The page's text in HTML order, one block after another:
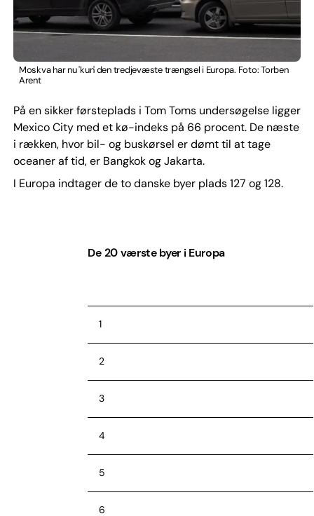
Moskva har nu 'kun' den tredjevæste trængsel i Europa. Foto: Torben
Arent
På en sikker førsteplads i Tom Toms undersøgelse ligger
Mexico City med et kø-indeks på 66 procent. De næste
i rækken, hvor bil- og buskørsel er dømt til at tage
oceaner af tid, er Bangkok og Jakarta.
I Europa indtager de to danske byer plads 127 og 128.
De 20 værste byer i Europa
1
2
3
4
5
6